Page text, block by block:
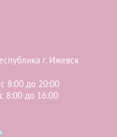
г. Ижевск
8:00 до 20:00
8:00 до 16:00